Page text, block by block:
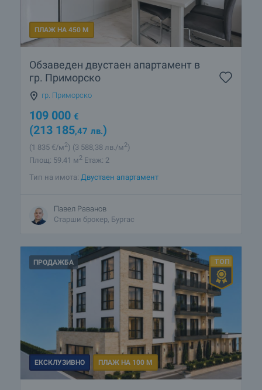
ПЛАЖ НА 450 М
Обзаведен двустаен апартамент в
гр. Приморско
гр. Приморско
109 000 €
(213 185,47 лв.)
(1 835 €/м2) (3 588,38 лв./м2)
Площ: 59.41 м2 Етаж: 2
Тип на имота: Двустаен апартамент
Павел Раванов
Старши брокер, Бургас
ПРОДАЖБА
ЕКСКЛУЗИВНО ПЛАЖ НА 100 М